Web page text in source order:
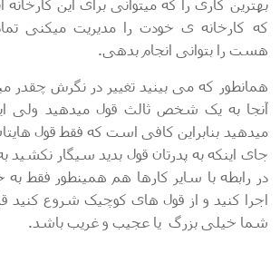
بهترین کاری را که میتوانی برای این
که کارخانه ی خودت را مدیریت میکنی
هست را بتوانی انجام بدهی.
همانطور که می بینید تغییر در نگرش چقدر
آنجا به یک شخص ثالث قول میدهید ولی
میدهید بنابراین کافی است که فقط قول
جای اینکه به پدرتان قول بدید سیگار نکشید
در رابطه با سایر کارها هم همینطور فقط به
اجرا کنید و از قول های کوچیک شروع کنید
شما خیلی بزرگ یا عجیب و غریب باشد.